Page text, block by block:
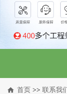
首页 >> 联系我